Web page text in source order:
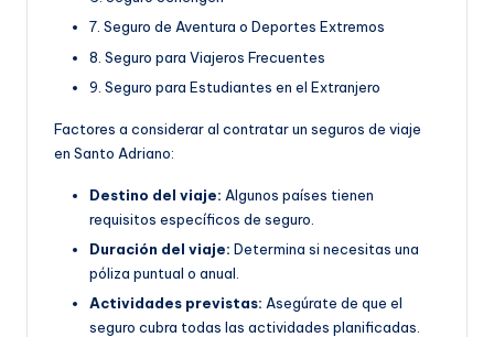
7. Seguro de Aventura o Deportes Extremos
8. Seguro para Viajeros Frecuentes
9. Seguro para Estudiantes en el Extranjero
Factores a considerar al contratar un seguros de viaje
en Santo Adriano:
Destino del viaje: Algunos países tienen
requisitos específicos de seguro.
Duración del viaje: Determina si necesitas una
póliza puntual o anual.
Actividades previstas: Asegúrate de que el
seguro cubra todas las actividades planificadas.